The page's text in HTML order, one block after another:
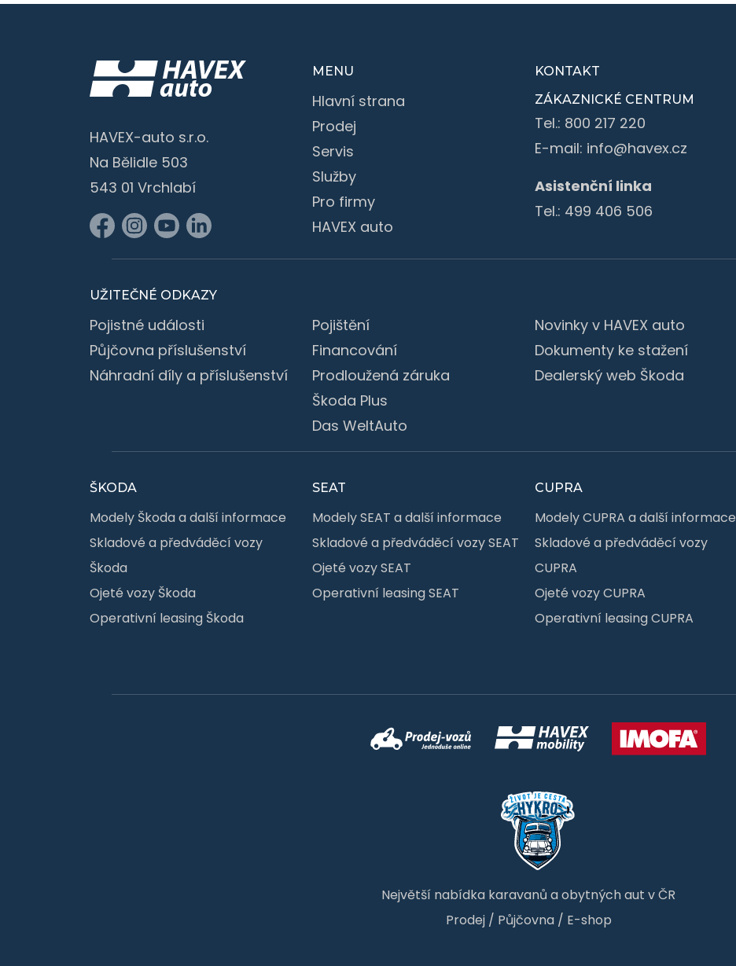
HAVEX-auto s.r.o.
Na Bělidle 503
543 01 Vrchlabí
MENU
Hlavní strana
Prodej
Servis
Služby
Pro firmy
HAVEX auto
KONTAKT
ZÁKAZNICKÉ CENTRUM
Tel.: 800 217 220
E-mail: info@havex.cz
Asistenční linka
Tel.: 499 406 506
UŽITEČNÉ ODKAZY
Pojistné události
Půjčovna příslušenství
Náhradní díly a příslušenství
Pojištění
Financování
Prodloužená záruka
Škoda Plus
Das WeltAuto
Novinky v HAVEX auto
Dokumenty ke stažení
Dealerský web Škoda
ŠKODA
Modely Škoda a další informace
Skladové a předváděcí vozy
Škoda
Ojeté vozy Škoda
Operativní leasing Škoda
SEAT
Modely SEAT a další informace
Skladové a předváděcí vozy SEAT
Ojeté vozy SEAT
Operativní leasing SEAT
CUPRA
Modely CUPRA a další informace
Skladové a předváděcí vozy
CUPRA
Ojeté vozy CUPRA
Operativní leasing CUPRA
Největší nabídka karavanů a obytných aut v ČR
Prodej/ Půjčovna/ E-shop